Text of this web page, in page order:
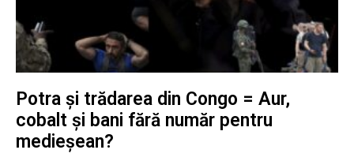
Potra și trădarea din Congo = Aur,
cobalt și bani fără număr pentru
medieșean?